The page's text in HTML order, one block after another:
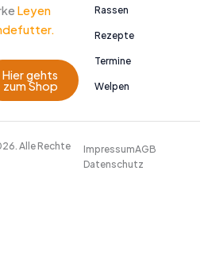
Leyen
Hier gehts
zum Shop
Rassen
Rezepte
Termine
Welpen
Alle Rechte
ImpressumAGB
Datenschutz